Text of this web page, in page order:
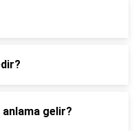
gelir?